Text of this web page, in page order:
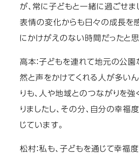
が、常に子どもと一緒に過ごせま
表情の変化からも日々の成長を
にかけがえのない時間だったと思
高本：子どもを連れて地元の公園
然と声をかけてくれる人が多い
りも、人や地域とのつながりを強
りましたし、その分、自分の幸福
じています。
松村：私も、子どもを通じて幸福